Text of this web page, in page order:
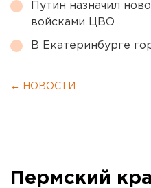
Путин назначил
войсками ЦВО
В Екатеринбурге
← НОВОСТИ
Пермский